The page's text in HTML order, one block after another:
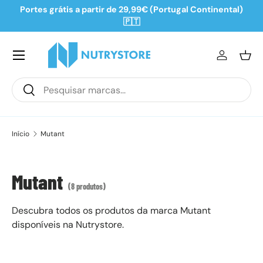
Portes grátis a partir de 29,99€ (Portugal Continental)
🇵🇹
Pesquisar
Pesquisar
Iniciar
Início Mutant
Mutant (8 produtos)
Descubra todos os produtos da marca Mutant
disponíveis na Nutrystore.